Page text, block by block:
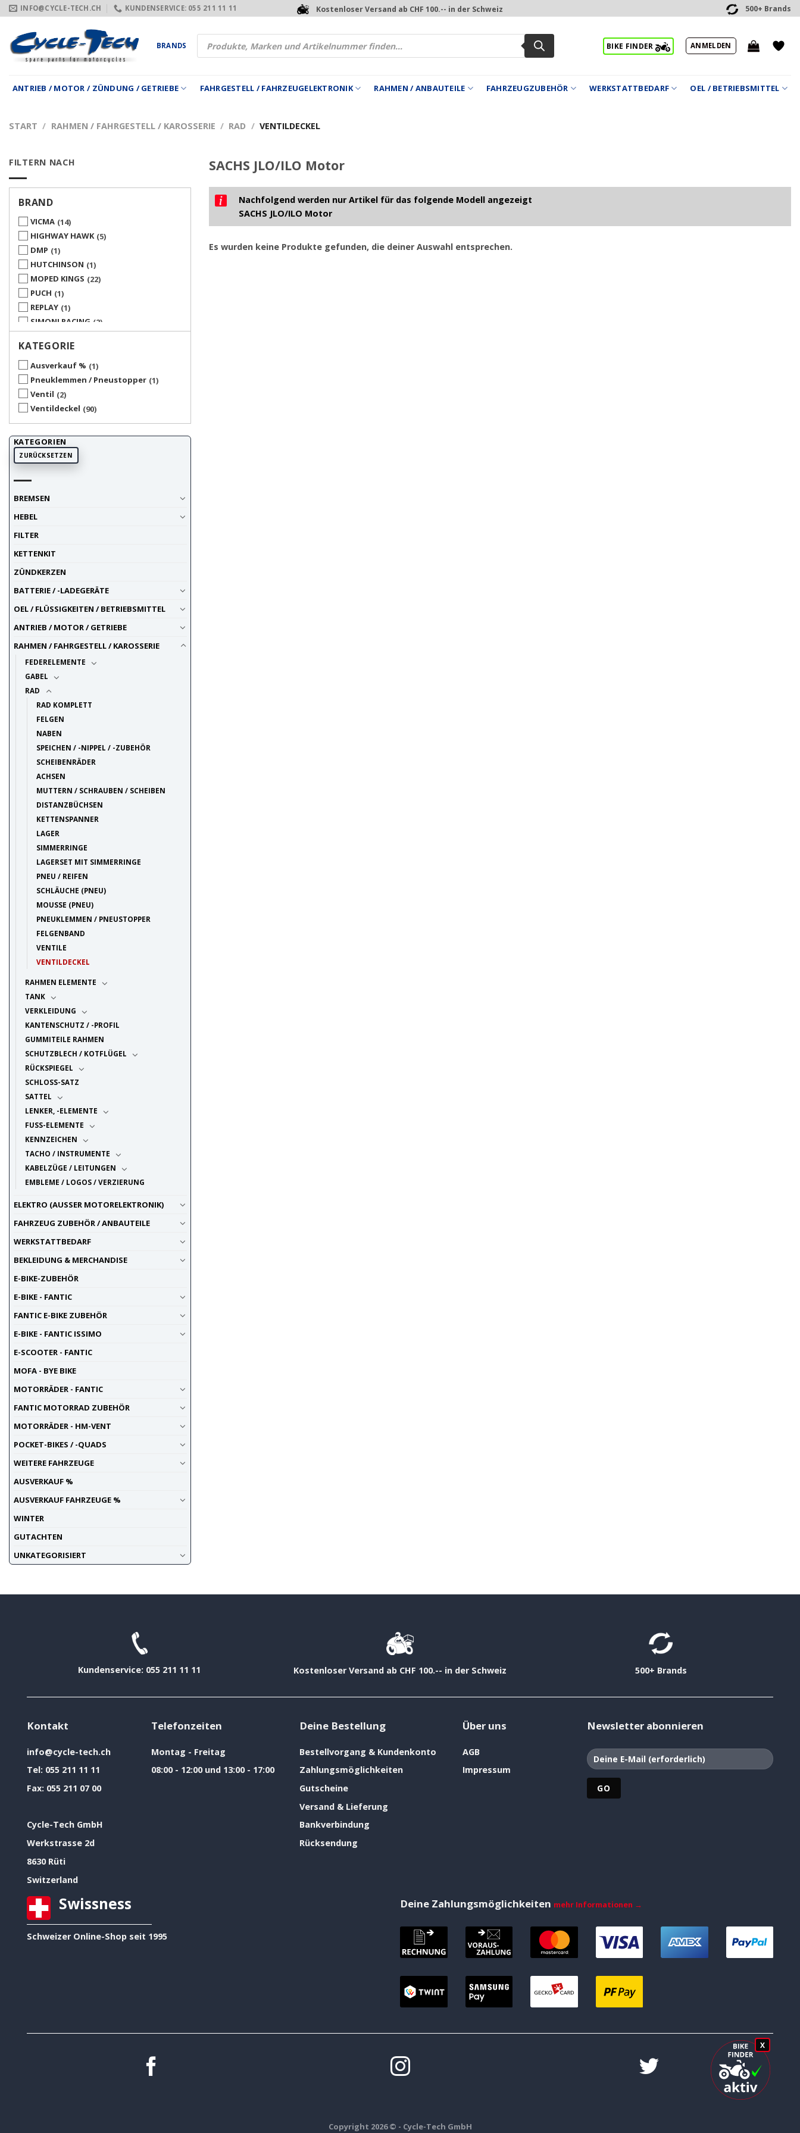
Zum
Inhalt
springen
INFO@CYCLE-TECH.CH KUNDENSERVICE: 055 211 11 11 Kostenloser Versand ab CHF 100.-- in der Schweiz 500+ Brands
BRANDS
Products
search
BIKE FINDER ANMELDEN
ANTRIEB / MOTOR / ZÜNDUNG / GETRIEBE FAHRGESTELL / FAHRZEUGELEKTRONIK RAHMEN / ANBAUTEILE FAHRZEUGZUBEHÖR WERKSTATTBEDARF OEL / BETRIEBSMITTEL
START / RAHMEN / FAHRGESTELL / KAROSSERIE / RAD / VENTILDECKEL
FILTERN NACH
BRAND
VICMA 14
HIGHWAY HAWK 5
DMP 1
HUTCHINSON 1
MOPED KINGS
22
PUCH 1
REPLAY 1
SIMONI RACING
2
TNT RACING
TUNR 8
UP ACCESSORY
7
UP UNIVERSAL PRODUCTS
XBIKE
2
KATEGORIE
Ausverkauf % 1
Pneuklemmen / Pneustopper 1
Ventil
2
Ventildeckel
90
KATEGORIEN
ZURÜCKSETZEN
BREMSEN
HEBEL
FILTER
KETTENKIT
ZÜNDKERZEN
BATTERIE / -LADEGERÄTE
OEL / FLÜSSIGKEITEN / BETRIEBSMITTEL
ANTRIEB / MOTOR / GETRIEBE
RAHMEN / FAHRGESTELL / KAROSSERIE
FEDERELEMENTE
GABEL
RAD
RAD KOMPLETT
FELGEN
NABEN
SPEICHEN / -NIPPEL / -ZUBEHÖR
SCHEIBENRÄDER
ACHSEN
MUTTERN / SCHRAUBEN / SCHEIBEN
DISTANZBÜCHSEN
KETTENSPANNER
LAGER
SIMMERRINGE
LAGERSET MIT SIMMERRINGE
PNEU / REIFEN
SCHLÄUCHE (PNEU)
MOUSSE (PNEU)
PNEUKLEMMEN / PNEUSTOPPER
FELGENBAND
VENTILE
VENTILDECKEL
RAHMEN ELEMENTE
TANK
VERKLEIDUNG
KANTENSCHUTZ / -PROFIL
GUMMITEILE RAHMEN
SCHUTZBLECH / KOTFLÜGEL
RÜCKSPIEGEL
SCHLOSS-SATZ
SATTEL
LENKER, -ELEMENTE
FUSS-ELEMENTE
KENNZEICHEN
TACHO / INSTRUMENTE
KABELZÜGE / LEITUNGEN
EMBLEME / LOGOS / VERZIERUNG
ELEKTRO (AUSSER MOTORELEKTRONIK)
FAHRZEUG ZUBEHÖR / ANBAUTEILE
WERKSTATTBEDARF
BEKLEIDUNG & MERCHANDISE
E-BIKE-ZUBEHÖR
E-BIKE - FANTIC
FANTIC E-BIKE ZUBEHÖR
E-BIKE - FANTIC ISSIMO
E-SCOOTER - FANTIC
MOFA - BYE BIKE
MOTORRÄDER - FANTIC
FANTIC MOTORRAD ZUBEHÖR
MOTORRÄDER - HM-VENT
POCKET-BIKES / -QUADS
WEITERE FAHRZEUGE
AUSVERKAUF %
AUSVERKAUF FAHRZEUGE %
WINTER
GUTACHTEN
UNKATEGORISIERT
SACHS JLO/ILO Motor
X
Nachfolgend werden nur Artikel für das folgende Modell angezeigt
SACHS JLO/ILO Motor
Es wurden keine Produkte gefunden, die deiner Auswahl entsprechen.
Kundenservice: 055 211 11 11 Kostenloser Versand ab CHF 100.-- in der Schweiz 500+ Brands
Kontakt
info@cycle-tech.ch
Tel: 055 211 11 11
Fax: 055 211 07 00
Cycle-Tech GmbH
Werkstrasse 2d
8630 Rüti
Switzerland
Telefonzeiten
Montag - Freitag
08:00 - 12:00 und 13:00 - 17:00
Deine Bestellung
Bestellvorgang & Kundenkonto
Zahlungsmöglichkeiten
Gutscheine
Versand & Lieferung
Bankverbindung
Rücksendung
Über uns
AGB
Impressum
Newsletter abonnieren
Swissness
Schweizer Online-Shop seit 1995
Deine Zahlungsmöglichkeiten mehr Informationen →
Copyright 2026 © - Cycle-Tech GmbH